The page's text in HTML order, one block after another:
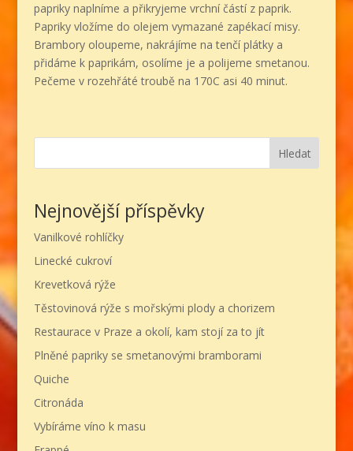
papriky naplníme a přikryjeme vrchní částí z paprik.
Papriky vložíme do olejem vymazané zapékací misy.
Brambory oloupeme, nakrájíme na tenčí plátky a
přidáme k paprikám, osolíme je a polijeme smetanou.
Pečeme v rozehřáté troubě na 170C asi 40 minut.
Hledat
Nejnovější příspěvky
Vanilkové rohlíčky
Linecké cukroví
Krevetková rýže
Těstovinová rýže s mořskými plody a chorizem
Restaurace v Praze a okolí, kam stojí za to jít
Plněné papriky se smetanovými bramborami
Quiche
Citronáda
Vybíráme víno k masu